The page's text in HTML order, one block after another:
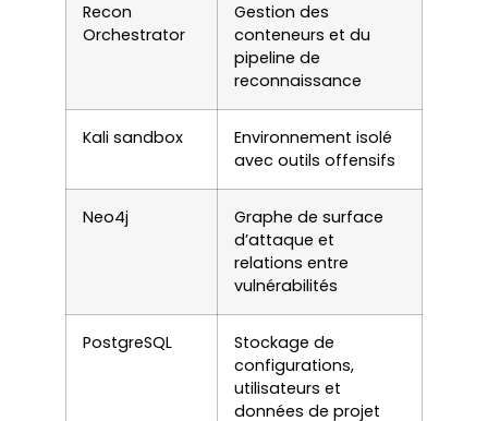
Recon
Orchestrator
Gestion des
conteneurs et du
pipeline de
reconnaissance
Kali sandbox
Environnement isolé
avec outils offensifs
Neo4j
Graphe de surface
d’attaque et
relations entre
vulnérabilités
PostgreSQL
Stockage de
configurations,
utilisateurs et
données de projet